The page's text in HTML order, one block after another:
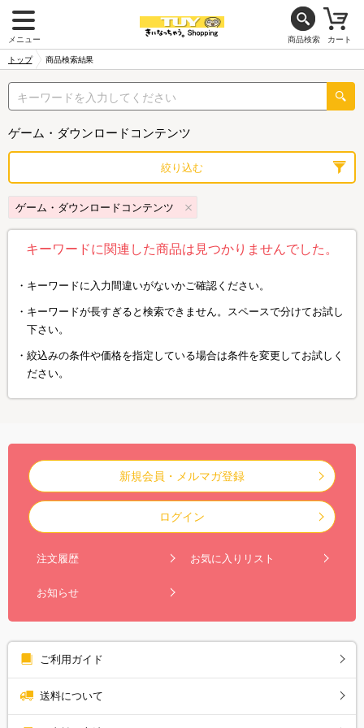
メニュー 商品検索 カート
トップ 商品検索結果
ゲーム・ダウンロードコンテンツ
絞り込む
ゲーム・ダウンロードコンテンツ
キーワードに関連した商品は見つかりませんでした。
キーワードに入力間違いがないかご確認ください。
キーワードが長すぎると検索できません。スペースで分けてお試し
下さい。
絞込みの条件や価格を指定している場合は条件を変更してお試しく
ださい。
新規会員・メルマガ登録
ログイン
注文履歴 お気に入りリスト
お知らせ
ご利用ガイド
送料について